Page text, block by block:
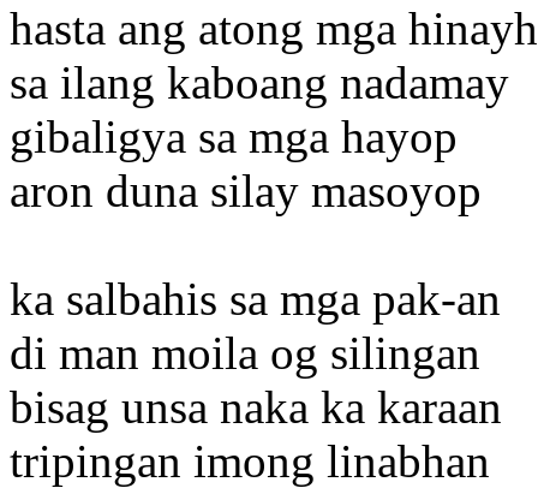
hasta ang atong mga
sa ilang kaboang nadamay
gibaligya sa mga hayop
aron duna silay masoyop
ka salbahis sa mga pak-an
di man moila og silingan
bisag unsa naka ka karaan
tripingan imong linabhan